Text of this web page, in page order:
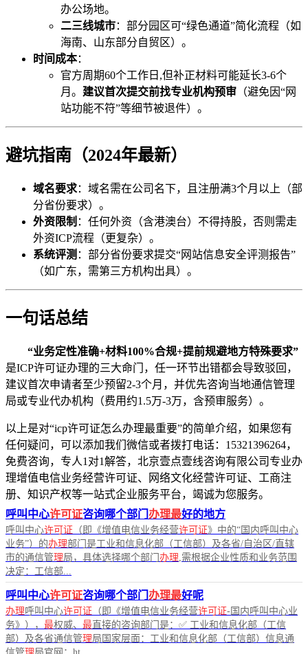
办公场地。
二三线城市：部分园区可“绿色通道”简化流程（如
海南、山东部分自贸区）。
时间成本：
官方周期60个工作日,但补正材料可能延长3-6个
月。 建议首次提交前找专业机构预审 （避免因“网
站功能不符”等细节被退件）。
避坑指南（2024年最新）
域名要求：域名需在公司名下，且注册满3个月以上（部
分省份要求）。
外资限制 ：任何外资（含港澳台）不得持股，否则需走
外资ICP流程（更复杂）。
系统评测 ：部分省份要求提交“网站信息安全评测报告”
（如广东，需第三方机构出具）。
一句话总结
“业务定性准确+材料100%合规+提前规避地方特殊要求”
是ICP许可证办理的三大命门，任一环节出错都会导致驳回，
建议首次申请者至少预留2-3个月，并优先咨询当地通信管理
局或专业代办机构（费用约1.5万-3万，含预审服务）。
以上是对“icp许可证怎么办理最重要”的简单介绍，如果您有
任何疑问，可以添加我们微信或者拨打电话：15321396264，
免费咨询，专人1对1解答，北京壹点壹线咨询有限公司专业办
理增值电信业务经营许可证、网络文化经营许可证、工商注
册、知识产权等一站式企业服务平台，竭诚为您服务。
呼叫中心许可证咨询哪个部门 办理最好的地方
呼叫中心许可证 （即《增值电信业务经营许可证》中的“国内呼叫中心
业务”）的办理部门是工业和信息化部（工信部）及各省/自治区/直辖
市的通信管理局，具体选择哪个部门 办理 ,需根据企业性质和业务范围
决定：工信部...
呼叫中心许可证咨询哪个部门 办理最好呢
办理 呼叫中心许可证 （即《增值电信业务经营许可证-国内呼叫中心业
务》）， 最权威、 最直接的咨询部门是：✅ 工业和信息化部（工信
部）及各省通信管理局国家层面：工业和信息化部（工信部）信息通